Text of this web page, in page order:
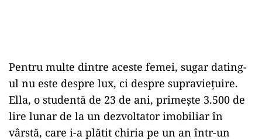
Pentru multe dintre aceste femei, sugar dating-
ul nu este despre lux, ci despre supravieţuire.
Ella, o studentă de 23 de ani, primeşte 3.500 de
lire lunar de la un dezvoltator imobiliar în
vârstă, care i-a plătit chiria pe un an într-un